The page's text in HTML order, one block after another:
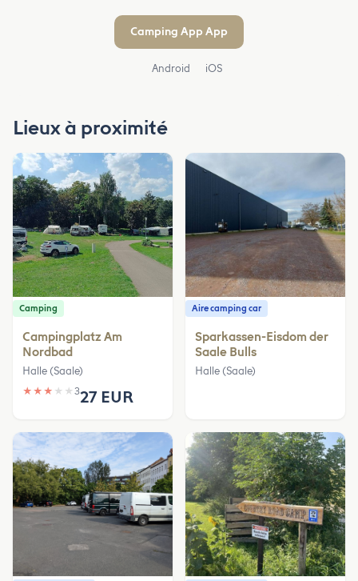
Camping App App
Android iOS
Lieux à proximité
Camping
Campingplatz Am
Nordbad
Halle (Saale)
★ ★ ★ ★ ★ 327 EUR
Aire camping car
Sparkassen-Eisdom der
Saale Bulls
Halle (Saale)